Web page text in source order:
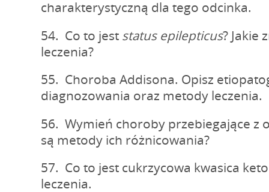
charakterystyczną dla tego odcinka.
54. Co to jest status epilepticus? Jakie
leczenia?
55. Choroba Addisona. Opisz
diagnozowania oraz metody leczenia.
56. Wymień choroby przebiegające z
są metody ich różnicowania?
57. Co to jest cukrzycowa kwasica
leczenia.